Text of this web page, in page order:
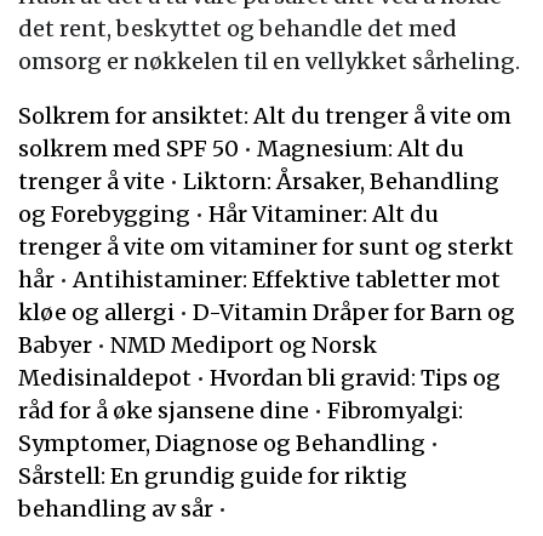
det rent, beskyttet og behandle det med
omsorg er nøkkelen til en vellykket sårheling.
Solkrem for ansiktet: Alt du trenger å vite om
solkrem med SPF 50 • Magnesium: Alt du
trenger å vite • Liktorn: Årsaker, Behandling
og Forebygging • Hår Vitaminer: Alt du
trenger å vite om vitaminer for sunt og sterkt
hår •Antihistaminer: Effektive tabletter mot
kløe og allergi • D-Vitamin Dråper for Barn og
Babyer • NMD Mediport og Norsk
Medisinaldepot • Hvordan bli gravid: Tips og
råd for å øke sjansene dine • Fibromyalgi:
Symptomer, Diagnose og Behandling •
Sårstell: En grundig guide for riktig
behandling av sår •